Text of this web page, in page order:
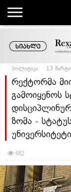
პოლიტიკა 13
რექტორმა
გამოიყენოს
ზომა -
უნივერსიტეტი
682